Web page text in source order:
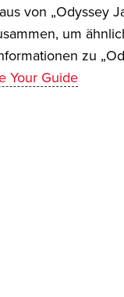
von „Odyssey
um
zu
Your Guide